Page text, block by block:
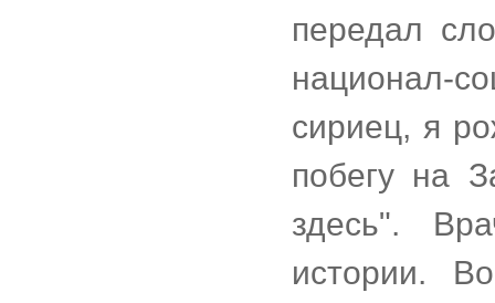
передал
национал-
сириец, я
побегу на
здесь".
истории.